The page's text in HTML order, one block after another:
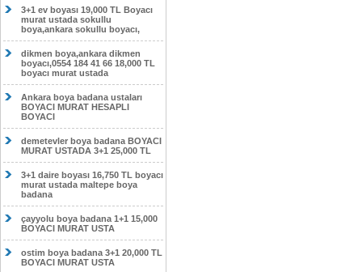
3+1 ev boyası 19,000 TL Boyacı
murat ustada sokullu
boya,ankara sokullu boyacı,
dikmen boya,ankara dikmen
boyacı,0554 184 41 66 18,000 TL
boyacı murat ustada
Ankara boya badana ustaları
BOYACI MURAT HESAPLI
BOYACI
demetevler boya badana BOYACI
MURAT USTADA 3+1 25,000 TL
3+1 daire boyası 16,750 TL boyacı
murat ustada maltepe boya
badana
çayyolu boya badana 1+1 15,000
BOYACI MURAT USTA
ostim boya badana 3+1 20,000 TL
BOYACI MURAT USTA